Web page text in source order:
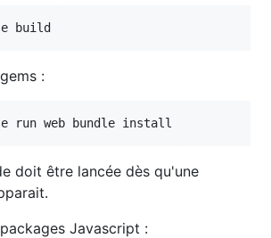
build
:
run web bundle install
doit être lancée dès qu'une
Javascript :